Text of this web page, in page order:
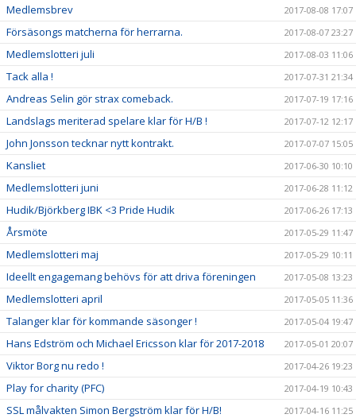
Medlemsbrev 2017-08-08 17:07
Försäsongs matcherna för herrarna. 2017-08-07 23:27
Medlemslotteri juli 2017-08-03 11:06
Tack alla ! 2017-07-31 21:34
Andreas Selin gör strax comeback. 2017-07-19 17:16
Landslags meriterad spelare klar för H/B ! 2017-07-12 12:17
John Jonsson tecknar nytt kontrakt. 2017-07-07 15:05
Kansliet 2017-06-30 10:10
Medlemslotteri juni 2017-06-28 11:12
Hudik/Björkberg IBK <3 Pride Hudik 2017-06-26 17:13
Årsmöte 2017-05-29 11:47
Medlemslotteri maj 2017-05-29 10:11
Ideellt engagemang behövs för att driva föreningen 2017-05-08 13:23
Medlemslotteri april 2017-05-05 11:36
Talanger klar för kommande säsonger ! 2017-05-04 19:47
Hans Edström och Michael Ericsson klar för 2017-2018 2017-05-01 20:07
Viktor Borg nu redo ! 2017-04-26 19:23
Play for charity (PFC) 2017-04-19 10:43
SSL målvakten Simon Bergström klar för H/B! 2017-04-16 11:25